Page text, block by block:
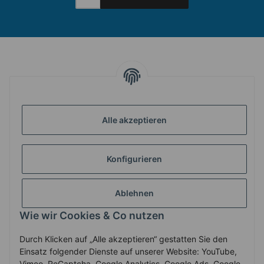
Alle akzeptieren
Konfigurieren
Ablehnen
Wie wir Cookies & Co nutzen
Durch Klicken auf „Alle akzeptieren“ gestatten Sie den
Einsatz folgender Dienste auf unserer Website: YouTube,
INFORMATIONEN
GESETZLICHE INFORMATIONEN
ZAHLUNG & VERSAND
Vertrag widerrufen